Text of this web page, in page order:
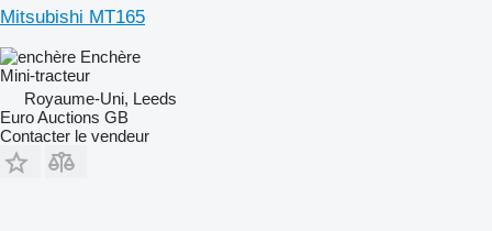
Mitsubishi MT165
Enchère
Mini-tracteur
Royaume-Uni, Leeds
Euro Auctions GB
Contacter le vendeur